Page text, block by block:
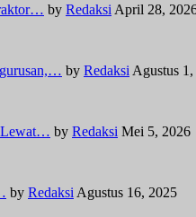
by Redaksi April 28,
by Redaksi Agustus
Lewat… by Redaksi Mei 5, 2026
by Redaksi Agustus 16, 2025